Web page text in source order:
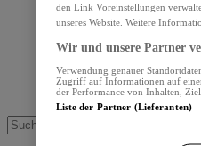
den Link Voreinstellungen
unseres Website. Weitere
Wir und unsere Partner
Verwendung genauer
Zugriff auf Informationen auf
der Performance von Inhalten,
Liste der Partner (Lieferanten)